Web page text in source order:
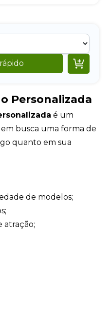

Personalizada
é um
busca uma forma de
quanto em sua
de modelos;
atração;